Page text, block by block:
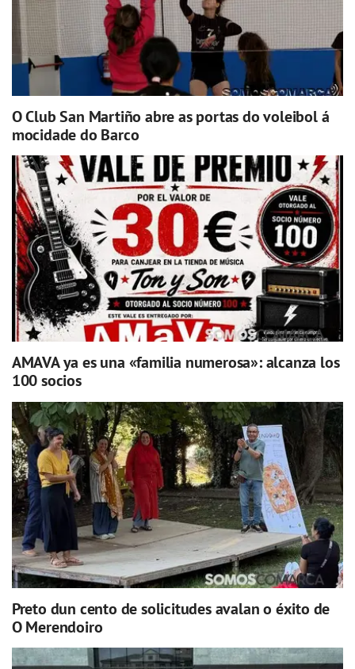
O Club San Martiño abre as portas do voleibol á
mocidade do Barco
AMAVA ya es una «familia numerosa»: alcanza los
100 socios
Preto dun cento de solicitudes avalan o éxito de
O Merendoiro